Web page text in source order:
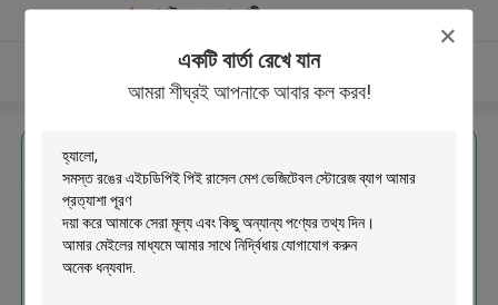
একটি বার্তা রেখে যান
আমরা শীঘ্রই আপনাকে আবার কল করব!
যাচাইকৃত সরবরাহকারী
আরো দেখুন
সমস্ত রঙের এইচডিপিই পিই রাসেল মেশ
ভেজিটেবল স্টোরেজ ব্যাগ